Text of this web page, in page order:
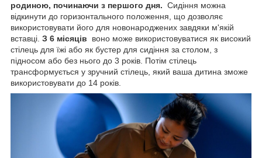
родиною, починаючи з першого дня. Сидіння можна
відкинути до горизонтального положення, що дозволяє
використовувати його для новонароджених завдяки м'якій
вставці. З 6 місяців воно може використовуватися як високий
стілець для їжі або як бустер для сидіння за столом, з
підносом або без нього до 3 років. Потім стілець
трансформується у зручний стілець, який ваша дитина зможе
використовувати до 14 років.